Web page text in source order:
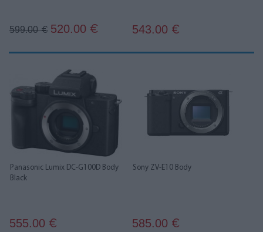
599.00€ 520.00 € 543.00 €
Panasonic Lumix DC-G100D Body
Black
555.00 €
Sony ZV-E10 Body
585.00 €